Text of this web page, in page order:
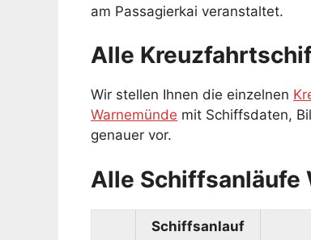
am Passagierkai veranstaltet.
Alle
Wir stellen Ihnen die einzelnen
Warnemünde mit Schiffsdaten,
genauer vor.
Alle Schiffsanläufe
Schiffsanlauf